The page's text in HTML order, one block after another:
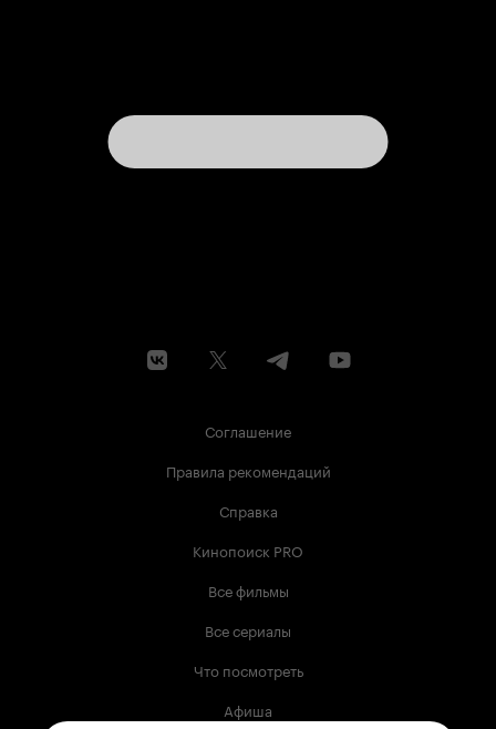
Соглашение
Правила рекомендаций
Справка
Кинопоиск PRO
Все фильмы
Все сериалы
Что посмотреть
Афиша